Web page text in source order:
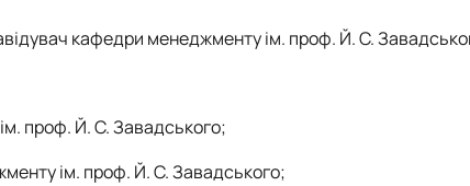
кафедри менеджменту ім. проф. Й. С.
проф. Й. С. Завадського;
ім. проф. Й. С. Завадського;